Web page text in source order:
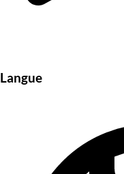
Langue